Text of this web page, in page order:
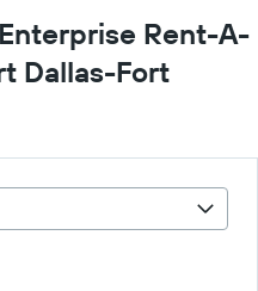
Rent-A-
Dallas-Fort